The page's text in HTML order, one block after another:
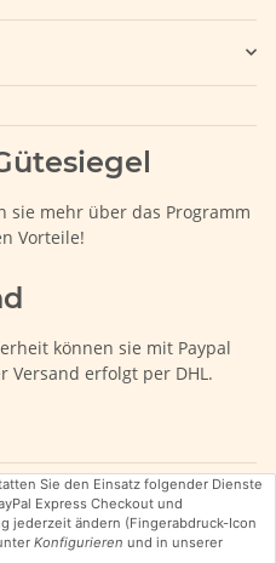
sie mehr über das Programm
Vorteile!
können sie mit Paypal
Versand erfolgt per DHL.
Sie den Einsatz folgender Dienste
Express Checkout und
jederzeit ändern (Fingerabdruck-Icon
Konfigurieren und in unserer